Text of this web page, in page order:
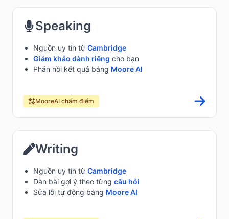
Speaking
Nguồn uy tín từ Cambridge
Giám khảo dành riêng cho bạn
Phản hồi kết quả bằng Moore AI
MooreAI chấm điểm
Writing
Nguồn uy tín từ Cambridge
Dàn bài gợi ý theo từng câu hỏi
Sửa lỗi tự động bằng Moore AI